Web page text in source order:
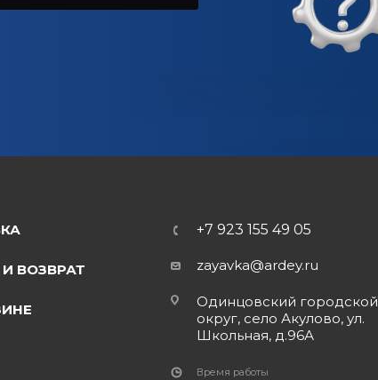
ВОЗВРАТ
+7 923 155 49 05
zayavka@ardey.ru
Одинцовский городской
округ, село Акулово, ул.
Школьная, д.96А
Время работы